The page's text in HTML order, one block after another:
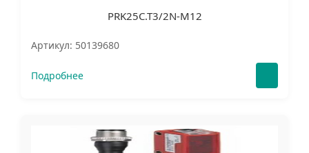
PRK25C.T3/2N-M12
Артикул: 50139680
Подробнее